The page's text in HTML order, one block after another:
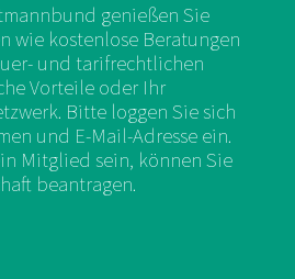
genießen Sie
wie kostenlose Beratungen
und tarifrechtlichen
Vorteile oder Ihr
Bitte loggen Sie sich
und E-Mail-Adresse ein.
Mitglied sein, können Sie
beantragen.